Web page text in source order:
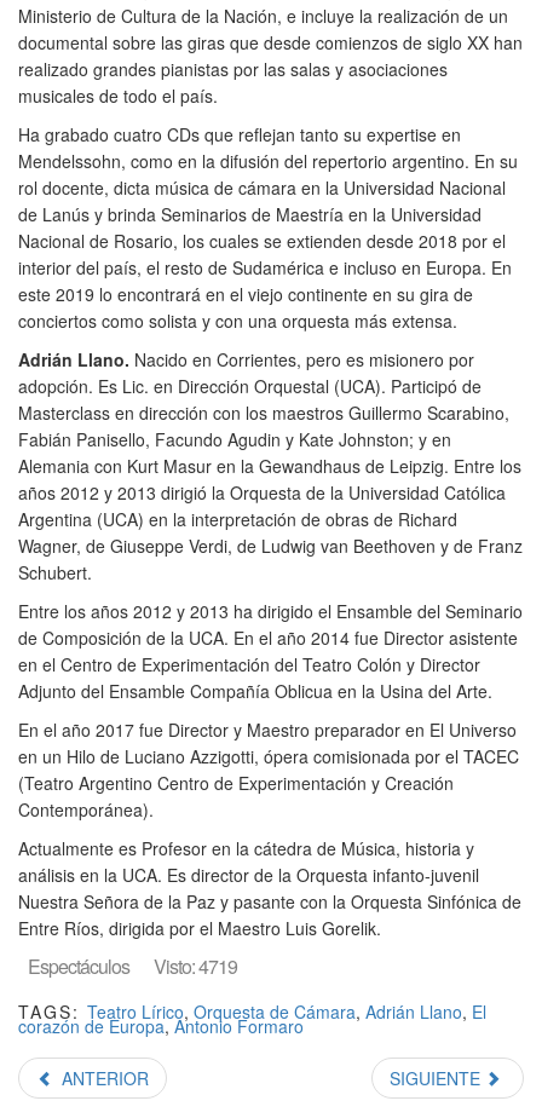
Ministerio de Cultura de la Nación, e incluye la realización de un
documental sobre las giras que desde comienzos de siglo XX han
realizado grandes pianistas por las salas y asociaciones
musicales de todo el país.
Ha grabado cuatro CDs que reflejan tanto su expertise en
Mendelssohn, como en la difusión del repertorio argentino. En su
rol docente, dicta música de cámara en la Universidad Nacional
de Lanús y brinda Seminarios de Maestría en la Universidad
Nacional de Rosario, los cuales se extienden desde 2018 por el
interior del país, el resto de Sudamérica e incluso en Europa. En
este 2019 lo encontrará en el viejo continente en su gira de
conciertos como solista y con una orquesta más extensa.
Adrián Llano. Nacido en Corrientes, pero es misionero por
adopción. Es Lic. en Dirección Orquestal (UCA). Participó de
Masterclass en dirección con los maestros Guillermo Scarabino,
Fabián Panisello, Facundo Agudin y Kate Johnston; y en
Alemania con Kurt Masur en la Gewandhaus de Leipzig. Entre los
años 2012 y 2013 dirigió la Orquesta de la Universidad Católica
Argentina (UCA) en la interpretación de obras de Richard
Wagner, de Giuseppe Verdi, de Ludwig van Beethoven y de Franz
Schubert.
Entre los años 2012 y 2013 ha dirigido el Ensamble del Seminario
de Composición de la UCA. En el año 2014 fue Director asistente
en el Centro de Experimentación del Teatro Colón y Director
Adjunto del Ensamble Compañía Oblicua en la Usina del Arte.
En el año 2017 fue Director y Maestro preparador en El Universo
en un Hilo de Luciano Azzigotti, ópera comisionada por el TACEC
(Teatro Argentino Centro de Experimentación y Creación
Contemporánea).
Actualmente es Profesor en la cátedra de Música, historia y
análisis en la UCA. Es director de la Orquesta infanto-juvenil
Nuestra Señora de la Paz y pasante con la Orquesta Sinfónica de
Entre Ríos, dirigida por el Maestro Luis Gorelik.
Espectáculos Visto: 4719
TAGS: Teatro Lírico, Orquesta de Cámara, Adrián Llano, El
corazón de Europa,Antonio Formaro
ANTERIOR SIGUIENTE